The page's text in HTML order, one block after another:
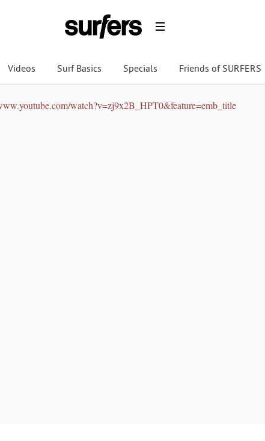
Videos Surf Basics Specials Friends of SURFERS
watch?v=zj9x2B_HPT0&feature=emb_title